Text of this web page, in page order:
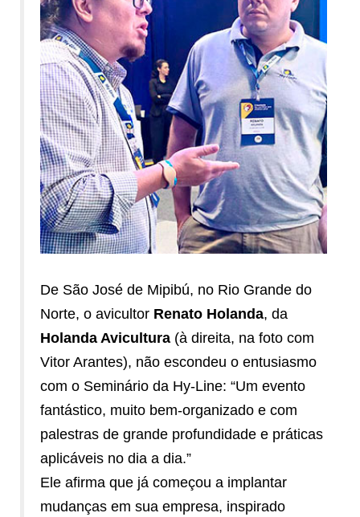
De São José de Mipibú, no Rio Grande do
Norte, o avicultor Renato Holanda, da
Holanda Avicultura (à direita, na foto com
Vitor Arantes), não escondeu o entusiasmo
com o Seminário da Hy-Line: “Um evento
fantástico, muito bem-organizado e com
palestras de grande profundidade e práticas
aplicáveis no dia a dia.”
Ele afirma que já começou a implantar
mudanças em sua empresa, inspirado